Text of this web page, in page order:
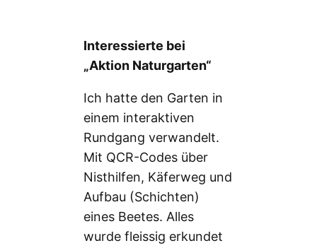
Interessierte bei
„Aktion Naturgarten“
Ich hatte den Garten in
einem interaktiven
Rundgang verwandelt.
Mit QCR-Codes über
Nisthilfen, Käferweg und
Aufbau (Schichten)
eines Beetes. Alles
wurde fleissig erkundet